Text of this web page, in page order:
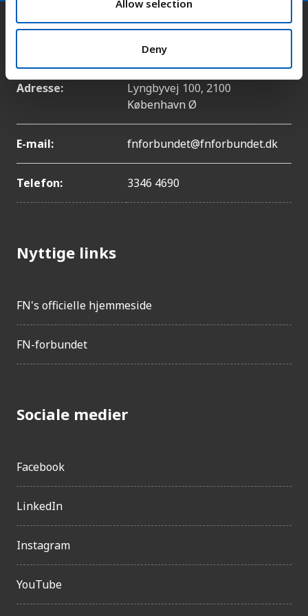
Allow selection
Deny
Kontakt
Adresse:
Lyngbyvej 100, 2100
København Ø
E-mail: fnforbundet@fnforbundet.dk
Telefon: 3346 4690
Nyttige links
FN's officielle hjemmeside
FN-forbundet
Sociale medier
Facebook
LinkedIn
Instagram
YouTube